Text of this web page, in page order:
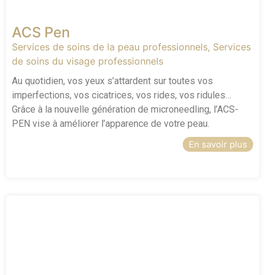
ACS Pen
Services de soins de la peau professionnels, Services
de soins du visage professionnels
Au quotidien, vos yeux s’attardent sur toutes vos
imperfections, vos cicatrices, vos rides, vos ridules…
Grâce à la nouvelle génération de microneedling, l’ACS-
PEN vise à améliorer l’apparence de votre peau.
En savoir plus